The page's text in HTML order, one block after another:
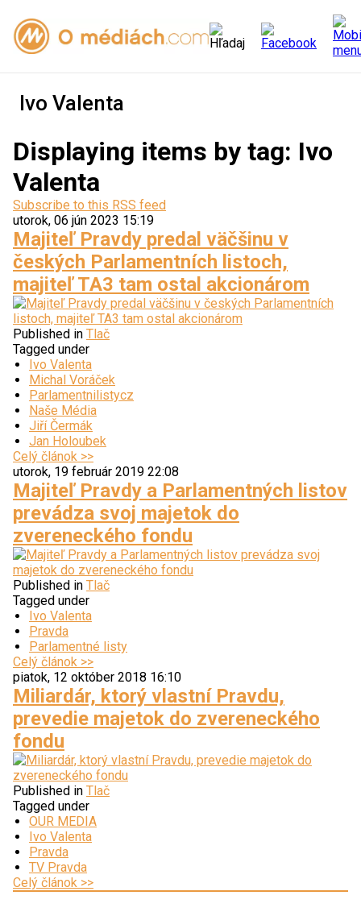
Ivo Valenta
Displaying items by tag: Ivo
Valenta
Subscribe to this RSS feed
utorok, 06 jún 2023 15:19
Majiteľ Pravdy predal väčšinu v
českých Parlamentních listoch,
majiteľ TA3 tam ostal akcionárom
Published in Tlač
Tagged under
Ivo Valenta
Michal Voráček
Parlamentnilistycz
Naše Média
Jiří Čermák
Jan Holoubek
Celý článok >>
utorok, 19 február 2019 22:08
Majiteľ Pravdy a Parlamentných listov
prevádza svoj majetok do
zvereneckého fondu
Published in Tlač
Tagged under
Ivo Valenta
Pravda
Parlamentné listy
Celý článok >>
piatok, 12 október 2018 16:10
Miliardár, ktorý vlastní Pravdu,
prevedie majetok do zvereneckého
fondu
Published in Tlač
Tagged under
OUR MEDIA
Ivo Valenta
Pravda
TV Pravda
Celý článok >>